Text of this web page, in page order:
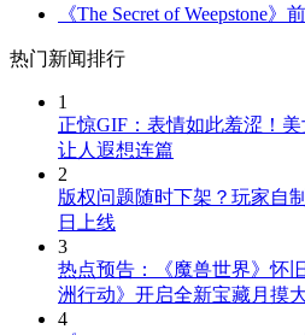
《The Secret of Weepstone》
热门新闻排行
1
正惊GIF：表情如此羞涩！
让人遐想连篇
2
版权问题随时下架？玩家自
日上线
3
热点预告：《魔兽世界》怀
洲行动》开启全新宝藏月摸
4